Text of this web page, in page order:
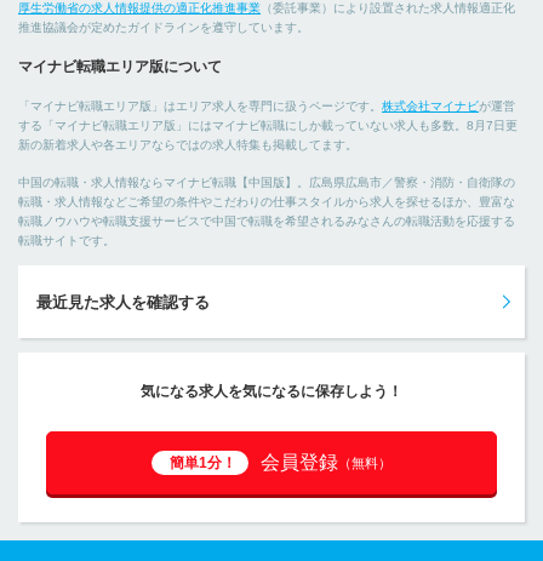
厚生労働省の求人情報提供の適正化推進事業 （委託事業）により設置された求人情報適正化
推進協議会が定めたガイドラインを遵守しています。
マイナビ転職エリア版について
「マイナビ転職エリア版」はエリア求人を専門に扱うページです。 株式会社マイナビが運営
する「マイナビ転職エリア版」にはマイナビ転職にしか載っていない求人も多数。8月7日更
新の新着求人や各エリアならではの求人特集も掲載してます。
中国の転職・求人情報ならマイナビ転職【中国版】。広島県広島市／警察・消防・自衛隊の
転職・求人情報などご希望の条件やこだわりの仕事スタイルから求人を探せるほか、豊富な
転職ノウハウや転職支援サービスで中国で転職を希望されるみなさんの転職活動を応援する
転職サイトです。
最近見た求人を確認する
気になる求人を気になるに保存しよう！
簡単1分！ 会員登録 （無料）